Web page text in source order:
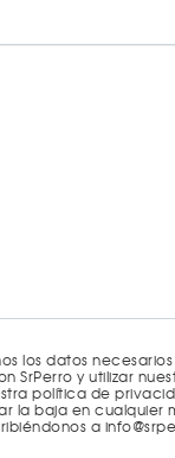
los datos
SrPerro y utilizar
política de
la baja en cualquier
a